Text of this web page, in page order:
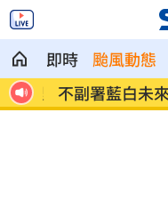
即時 颱風動態
理
不副署藍白未來